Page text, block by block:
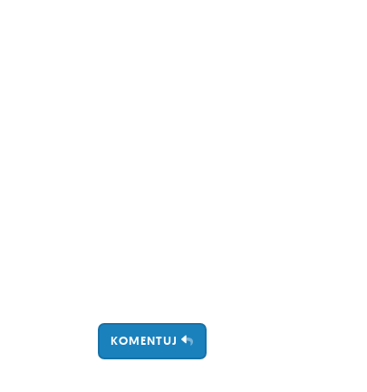
KOMENTUJ